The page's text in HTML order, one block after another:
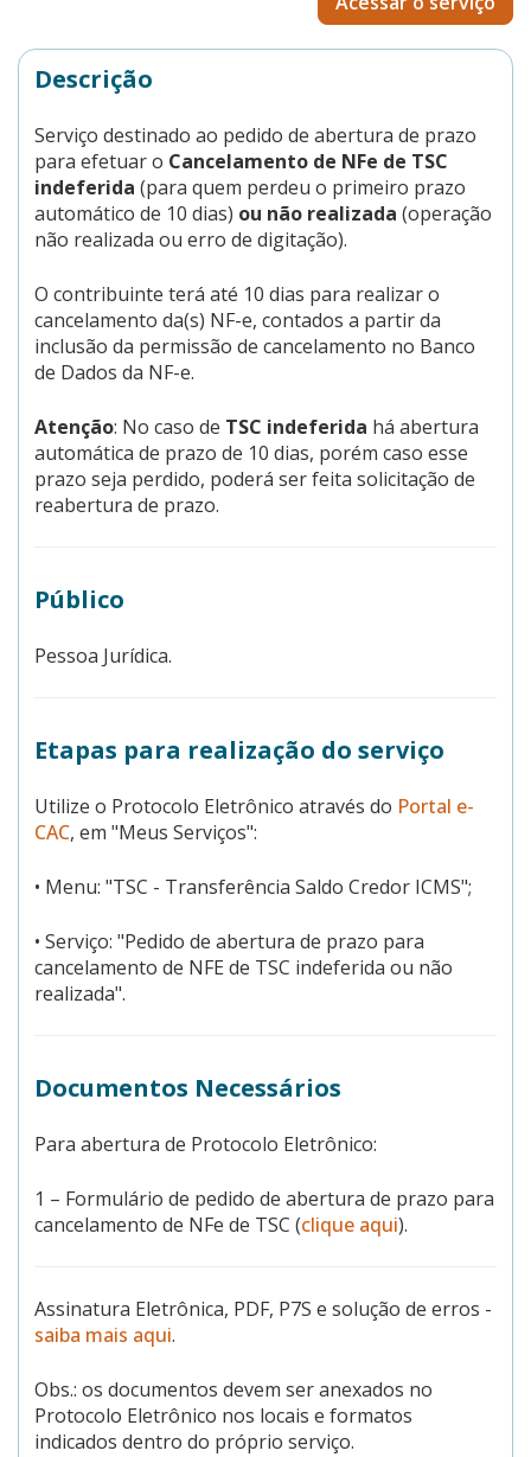
Descrição
Serviço destinado ao pedido de abertura de prazo
para efetuar o Cancelamento de NFe de TSC
indeferida (para quem perdeu o primeiro prazo
automático de 10 dias) ou não realizada (operação
não realizada ou erro de digitação).
O contribuinte terá até 10 dias para realizar o
cancelamento da(s) NF-e, contados a partir da
inclusão da permissão de cancelamento no Banco
de Dados da NF-e.
Atenção: No caso de TSC indeferida há abertura
automática de prazo de 10 dias, porém caso esse
prazo seja perdido, poderá ser feita solicitação de
reabertura de prazo.
Público
Pessoa Jurídica.
Etapas para realização do serviço
Utilize o Protocolo Eletrônico através do Portal e-
CAC, em "Meus Serviços":
• Menu: "TSC - Transferência Saldo Credor ICMS";
• Serviço: "Pedido de abertura de prazo para
cancelamento de NFE de TSC indeferida ou não
realizada".
Documentos Necessários
Para abertura de Protocolo Eletrônico:
1 – Formulário de pedido de abertura de prazo para
cancelamento de NFe de TSC (clique aqui).
Assinatura Eletrônica, PDF, P7S e solução de erros -
saiba mais aqui.
Obs.: os documentos devem ser anexados no
Protocolo Eletrônico nos locais e formatos
indicados dentro do próprio serviço.